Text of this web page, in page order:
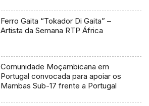
Ferro Gaita “Tokador Di Gaita” –
Artista da Semana RTP África
Comunidade Moçambicana em
Portugal convocada para apoiar os
Mambas Sub-17 frente a Portugal